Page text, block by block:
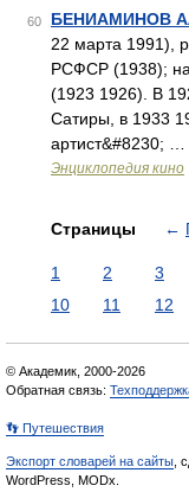
60 БЕНИАМИНОВ
22 марта 1991),
РСФСР (1938);
(1923 1926). В
Сатиры, в 1933
артист&#8230; …
Энциклопедия кино
Страницы ←
1 2 3
10
11 12
© Академик, 2000-2026
Обратная связь:
👣 Путешествия
Экспорт словарей на сайты ,
WordPress, MODx.